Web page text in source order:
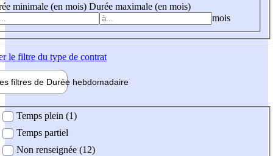
minimale (en mois) Durée maximale (en mois)
mois
le filtre du type de contrat
filtres de Durée hebdomadaire
Temps plein (1)
Temps partiel
Non renseignée (12)